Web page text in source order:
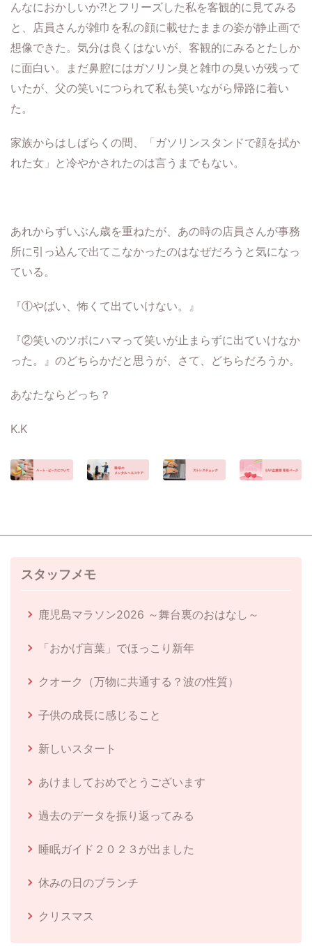
んなにおかしいか⁈ とフリーズした私を客観的に見てみる
と、店員さんが雑巾を私の顔に載せたままの姿が静止画で
想像できた。気分は良くはないが、客観的にみるとたしか
に面白い。まだ鼻腔にはガソリン臭と雑巾の臭いが残って
いたが、父の笑いにつられて私も笑いながら帰路に着い
た。
家族からはしばらくの間、「ガソリンスタンドで顔を拭か
れた女」と冷やかされたのは言うまでもない。
あれからずいぶん歳を重ねたが、あの時の店員さんが事務
所に引っ込んで出てこなかったのはなぜだろうと気になっ
ている。
『①やばい、怖くて出ていけない。』
『②笑いのツボにハマって笑いが止まらずに出ていけなか
った。』のどちらかだと思うが、さて、どちらだろうか。
あなたならどっち？
K.K
スタッフメモ
鹿児島マラソン2026 ～舞台裏のおはなし～
「おかげ言葉」でほっこり新年
クオーク（万物に共通する？波の性質）
子供の成長に感じること
新しいスタート
あけましておめでとうございます
過去のデータを振り返ってみる
睡眠ガイド２０２３が出ました
休みの日のブランチ
クリスマス